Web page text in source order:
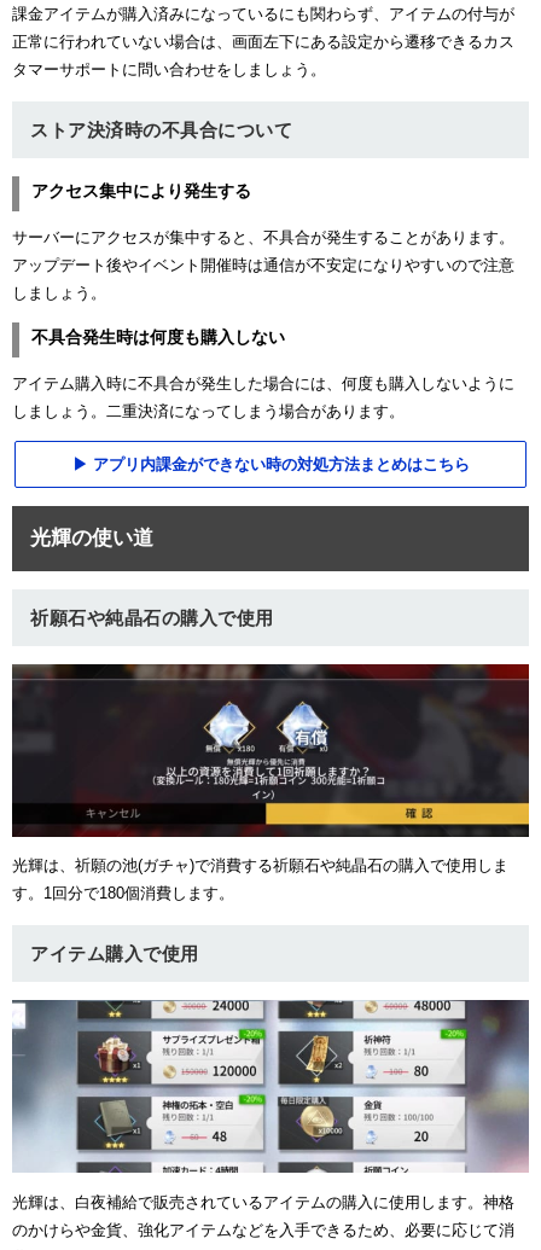
課金アイテムが購入済みになっているにも関わらず、アイテムの付与が
正常に行われていない場合は、画面左下にある設定から遷移できるカス
タマーサポートに問い合わせをしましょう。
ストア決済時の不具合について
アクセス集中により発生する
サーバーにアクセスが集中すると、不具合が発生することがあります。
アップデート後やイベント開催時は通信が不安定になりやすいので注意
しましょう。
不具合発生時は何度も購入しない
アイテム購入時に不具合が発生した場合には、何度も購入しないように
しましょう。二重決済になってしまう場合があります。
アプリ内課金ができない時の対処方法まとめはこちら
光輝の使い道
祈願石や純晶石の購入で使用
光輝は、祈願の池(ガチャ)で消費する祈願石や純晶石の購入で使用しま
す。1回分で180個消費します。
アイテム購入で使用
光輝は、白夜補給で販売されているアイテムの購入に使用します。神格
のかけらや金貨、強化アイテムなどを入手できるため、必要に応じて消